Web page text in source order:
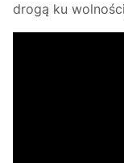
drogą ku